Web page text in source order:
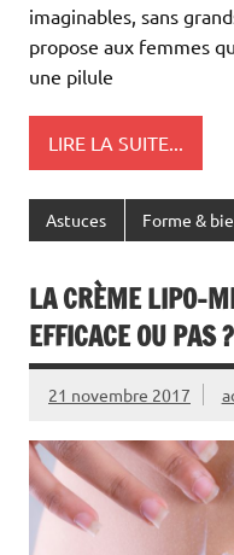
imaginables, sans
propose aux femmes
une pilule
LIRE LA SUITE...
Astuces Forme &
LA CRÈME LIPO-
EFFICACE OU PAS ?
21 novembre 2017